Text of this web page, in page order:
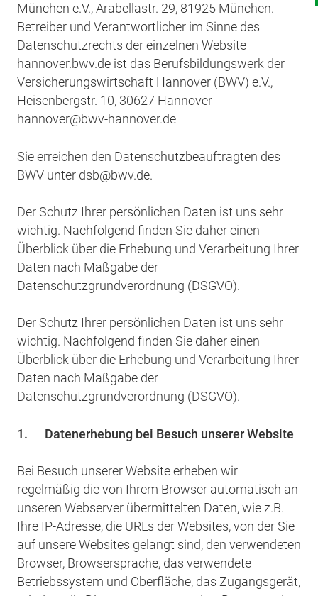
München e.V., Arabellastr. 29, 81925 München.
Betreiber und Verantwortlicher im Sinne des
Datenschutzrechts der einzelnen Website
hannover.bwv.de ist das Berufsbildungswerk der
Versicherungswirtschaft Hannover (BWV) e.V.,
Heisenbergstr. 10, 30627 Hannover
hannover@bwv-hannover.de
Sie erreichen den Datenschutzbeauftragten des
BWV unter dsb@bwv.de.
Der Schutz Ihrer persönlichen Daten ist uns sehr
wichtig. Nachfolgend finden Sie daher einen
Überblick über die Erhebung und Verarbeitung Ihrer
Daten nach Maßgabe der
Datenschutzgrundverordnung (DSGVO).
Der Schutz Ihrer persönlichen Daten ist uns sehr
wichtig. Nachfolgend finden Sie daher einen
Überblick über die Erhebung und Verarbeitung Ihrer
Daten nach Maßgabe der
Datenschutzgrundverordnung (DSGVO).
1. Datenerhebung bei Besuch unserer Website
Bei Besuch unserer Website erheben wir
regelmäßig die von Ihrem Browser automatisch an
unseren Webserver übermittelten Daten, wie z.B.
Ihre IP-Adresse, die URLs der Websites, von der Sie
auf unsere Websites gelangt sind, den verwendeten
Browser, Browsersprache, das verwendete
Betriebssystem und Oberfläche, das Zugangsgerät,